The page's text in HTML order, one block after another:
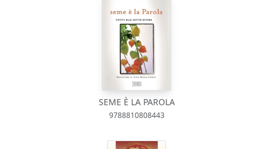
SEME È LA PAROLA
9788810808443